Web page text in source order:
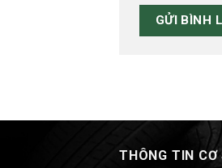
THÔNG TIN CƠ